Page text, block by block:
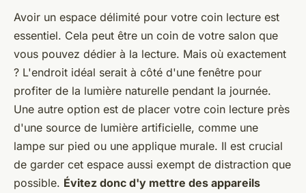
Avoir un espace délimité pour votre coin lecture est
essentiel. Cela peut être un coin de votre salon que
vous pouvez dédier à la lecture. Mais où exactement
? L'endroit idéal serait à côté d'une fenêtre pour
profiter de la lumière naturelle pendant la journée.
Une autre option est de placer votre coin lecture près
d'une source de lumière artificielle, comme une
lampe sur pied ou une applique murale. Il est crucial
de garder cet espace aussi exempt de distraction que
possible. Évitez donc d'y mettre des appareils